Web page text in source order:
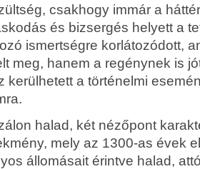
csakhogy immár a
és bizsergés helyett a
ismertségre korlátozódott,
meg, hanem a regénynek is
kerülhetett a történelmi
halad, két nézőpont
mely az 1300-as évek
állomásait érintve halad,